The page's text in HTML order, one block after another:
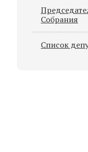
Cобрания
Список